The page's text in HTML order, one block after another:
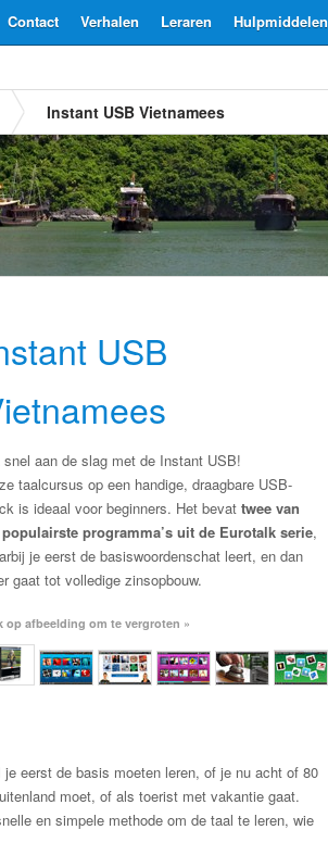
Hulpmiddelen
Leraren
Verhalen
Contact
Instant USB Vietnamees
USB
snel aan de slag met de Instant USB!
taalcursus op een handige, draagbare USB-
is ideaal voor beginners. Het bevat twee van
programma’s uit de Eurotalk serie,
je eerst de basiswoordenschat leert, en dan
gaat tot volledige zinsopbouw.
op afbeelding om te vergroten »
eerst de basis moeten leren, of je nu acht of 80
moet, of als toerist met vakantie gaat.
en simpele methode om de taal te leren, wie